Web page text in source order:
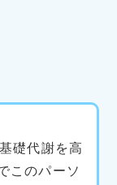
礎代謝を高
このパーソ